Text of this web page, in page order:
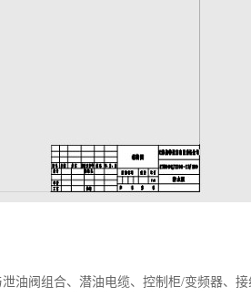
油阀组合、潜油电缆、控制柜/变频器、